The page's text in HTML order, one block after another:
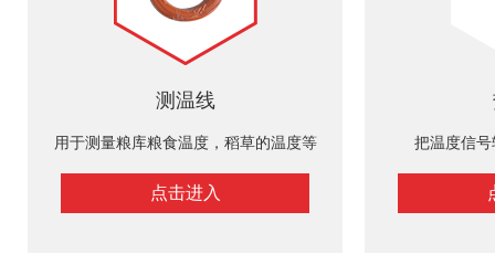
测温线
用于测量粮库粮食温度，稻草的温度等
点击进入
把温度信